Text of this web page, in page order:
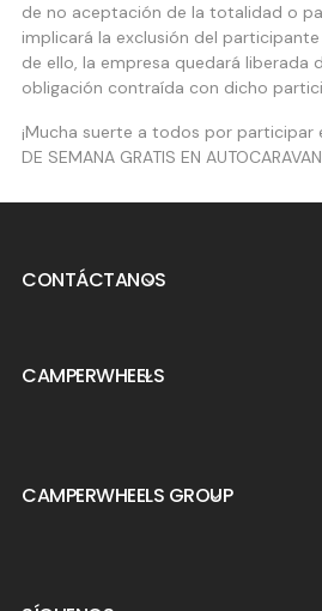
de no aceptación de la totalidad o
implicará la exclusión del
de ello, la empresa quedará liberada
obligación contraída con dicho
¡Mucha suerte a todos por participar
DE SEMANA GRATIS EN
CONTÁCTANOS

CAMPERWHEELS

CAMPERWHEELS GROUP
